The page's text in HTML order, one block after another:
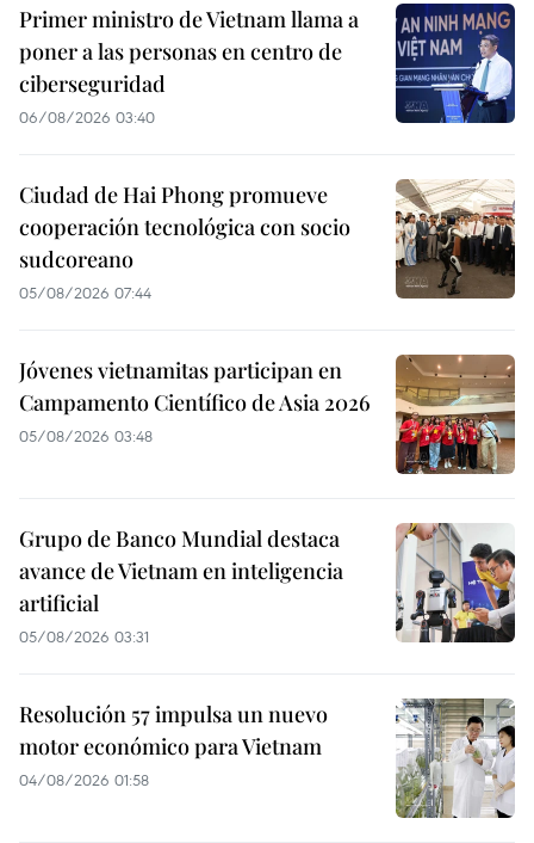
Primer ministro de Vietnam llama a
poner a las personas en centro de
ciberseguridad
06/08/2026 03:40
Ciudad de Hai Phong promueve
cooperación tecnológica con socio
sudcoreano
05/08/2026 07:44
Jóvenes vietnamitas participan en
Campamento Científico de Asia 2026
05/08/2026 03:48
Grupo de Banco Mundial destaca
avance de Vietnam en inteligencia
artificial
05/08/2026 03:31
Resolución 57 impulsa un nuevo
motor económico para Vietnam
04/08/2026 01:58